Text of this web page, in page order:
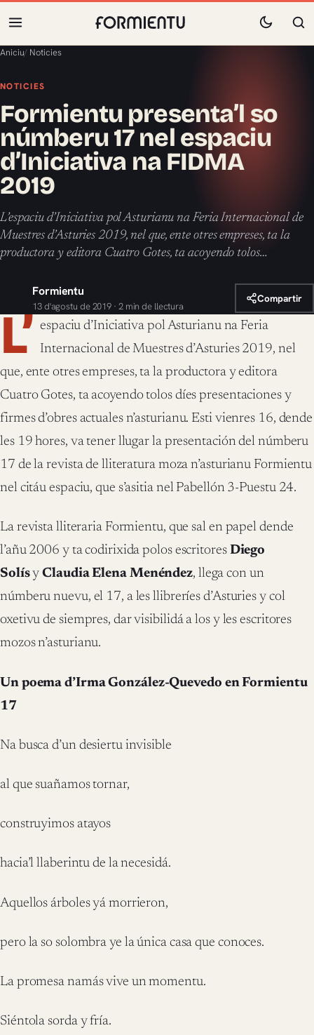
Aniciu/ Noticies
NOTICIES
Formientu presenta’l so
númberu 17 nel espaciu
d’Iniciativa na FIDMA
2019
L’espaciu d’Iniciativa pol Asturianu na Feria Internacional de
Muestres d’Asturies 2019, nel que, ente otres empreses, ta la
productora y editora Cuatro Gotes, ta acoyendo tolos…
Formientu
13 d'agostu de 2019 · 2 min de llectura
Compartir
L’ espaciu d’Iniciativa pol Asturianu na Feria
Internacional de Muestres d’Asturies 2019, nel
que, ente otres empreses, ta la productora y editora
Cuatro Gotes, ta acoyendo tolos díes presentaciones y
firmes d’obres actuales n’asturianu. Esti vienres 16, dende
les 19 hores, va tener llugar la presentación del númberu
17 de la revista de lliteratura moza n’asturianu Formientu
nel citáu espaciu, que s’asitia nel Pabellón 3-Puestu 24.
La revista lliteraria Formientu, que sal en papel dende
l’añu 2006 y ta codirixida polos escritores Diego
Solísy Claudia Elena Menéndez, llega con un
númberu nuevu, el 17, a les llibreríes d’Asturies y col
oxetivu de siempres, dar visibilidá a los y les escritores
mozos n’asturianu.
Un poema d’Irma González-Quevedo en Formientu
17
Na busca d’un desiertu invisible
al que suañamos tornar,
construyimos atayos
hacia’l llaberintu de la necesidá.
Aquellos árboles yá morrieron,
pero la so solombra ye la única casa que conoces.
La promesa namás vive un momentu.
Siéntola sorda y fría.